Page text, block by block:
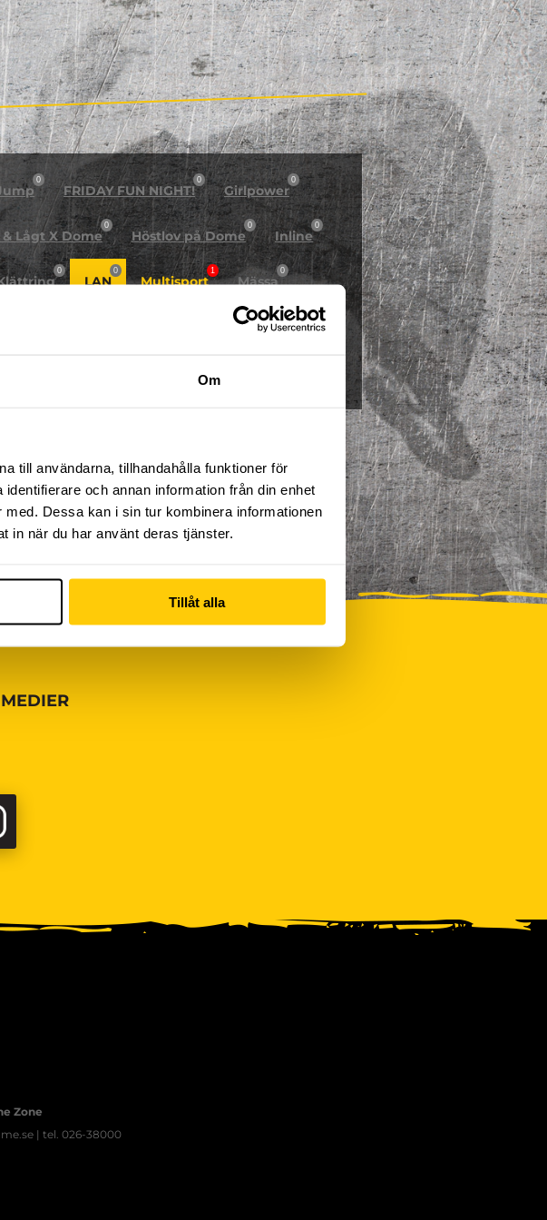
Om
till användarna, tillhandahålla funktioner för
och annan information från din enhet
Dessa kan i sin tur kombinera informationen
in när du har använt deras tjänster.
Tillåt alla
0
FRIDAY FUN NIGHT!
0
Girlpower
0
Lågt X Dome
0
Höstlov på Dome
0
Inline
0
0
LAN
0
Multisport
1
Mässa
0
Skidor/Snowboard
0
Zone
| tel. 026-38000